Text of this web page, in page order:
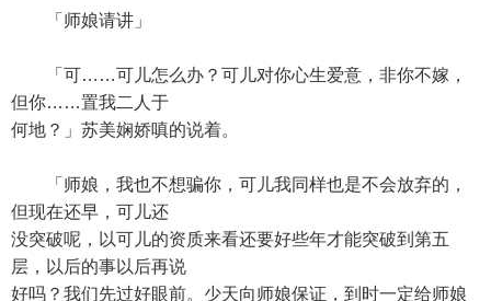
「师娘请讲」
「可……可儿怎么办？可儿对你心生爱意，非你不嫁，
但你……置我二人于
何地？」苏美娴娇嗔的说着。
「师娘，我也不想骗你，可儿我同样也是不会放弃的，
但现在还早，可儿还
没突破呢，以可儿的资质来看还要好些年才能突破到第五
层，以后的事以后再说
好吗？我们先过好眼前。少天向师娘保证，到时一定给师娘